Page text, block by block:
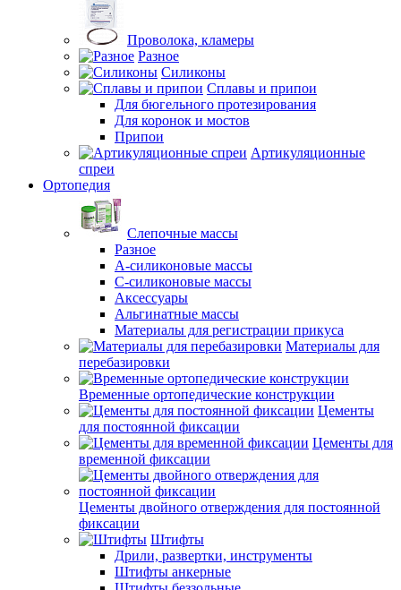
Проволока, кламеры
Разное
Силиконы
Сплавы и припои
Для бюгельного протезирования
Для коронок и мостов
Припои
Артикуляционные
спреи
Ортопедия
Слепочные массы
Разное
А-силиконовые массы
С-силиконовые массы
Аксессуары
Альгинатные массы
Материалы для регистрации прикуса
Материалы для
перебазировки
Временные ортопедические конструкции
Цементы
для постоянной фиксации
Цементы для
временной фиксации
Цементы двойного отверждения для постоянной
фиксации
Штифты
Дрили, развертки, инструменты
Штифты анкерные